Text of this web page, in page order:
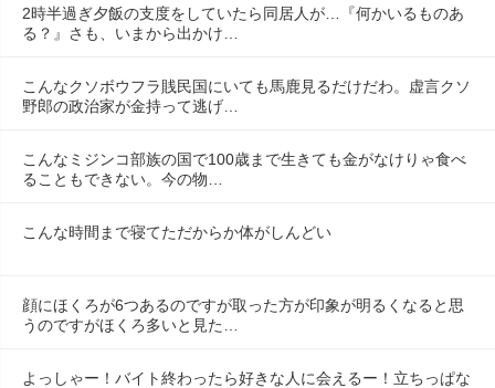
2時半過ぎ夕飯の支度をしていたら同居人が…『何かいるものあ
る？』さも、いまから出かけ…
こんなクソボウフラ賎民国にいても馬鹿見るだけだわ。虚言クソ
野郎の政治家が金持って逃げ…
こんなミジンコ部族の国で100歳まで生きても金がなけりゃ食べ
ることもできない。今の物…
こんな時間まで寝てただからか体がしんどい
顔にほくろが6つあるのですが取った方が印象が明るくなると思
うのですがほくろ多いと見た…
よっしゃー！バイト終わったら好きな人に会えるー！立ちっぱな